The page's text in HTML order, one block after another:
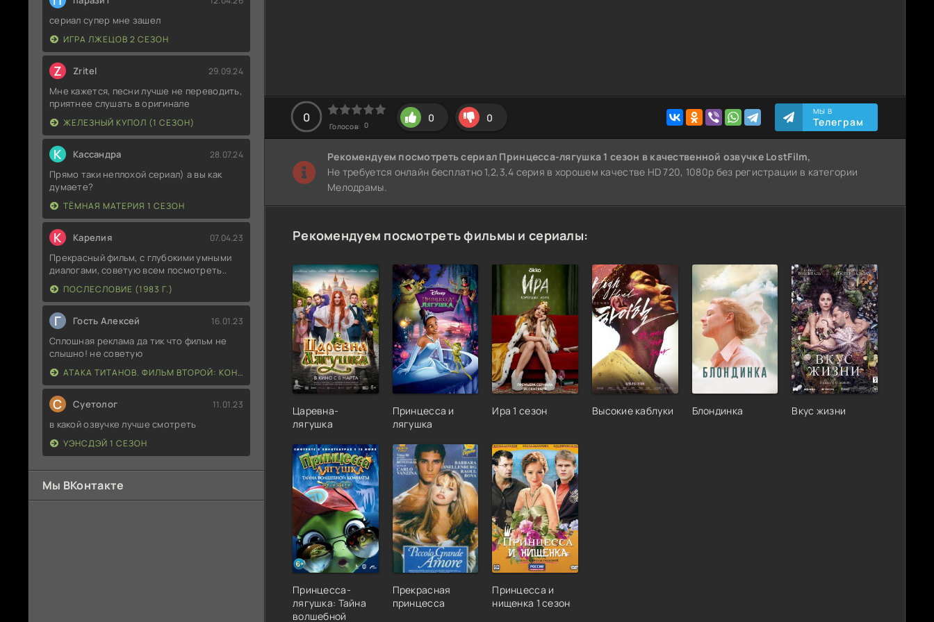
сериал супер мне зашел
ИГРА ЛЖЕЦОВ 2 СЕЗОН
Z Zritel 29.09.24
Мне кажется, песни лучше не переводить,
приятнее слушать в оригинале
ЖЕЛЕЗНЫЙ КУПОЛ (1 СЕЗОН)
К Кассандра 28.07.24
Прямо таки неплохой сериал) а вы как
думаете?
ТЁМНАЯ МАТЕРИЯ 1 СЕЗОН
К Карелия 07.04.23
Прекрасный фильм, с глубокими умными
диалогами, советую всем посмотреть..
ПОСЛЕСЛОВИЕ (1983 Г.)
Г Гость Алексей 16.01.23
Сплошная реклама да тик что фильм не
слышно! не советую
АТАКА ТИТАНОВ. ФИЛЬМ ВТОРОЙ: КОНЕЦ СВЕТА
С Суетолог 11.01.23
в какой озвучке лучше смотреть
УЭНСДЭЙ 1 СЕЗОН
Мы ВКонтакте
0
Голосов: 0
0 0 МЫ В
Телеграм
Рекомендуем посмотреть сериал Принцесса-лягушка 1 сезон в качественной озвучке LostFilm,
Не требуется онлайн бесплатно 1,2,3,4 серия в хорошем качестве HD 720, 1080p без регистрации в категории
Мелодрамы.
Рекомендуем посмотреть фильмы и сериалы:
Царевна-
лягушка
Принцесса и
лягушка
Ира 1 сезон Высокие каблуки Блондинка Вкус жизни
Принцесса-
лягушка: Тайна
волшебной
Прекрасная
принцесса
Принцесса и
нищенка 1 сезон